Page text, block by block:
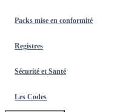
Packs mise en conformité
Registres
Sécurité et Santé
Les Codes